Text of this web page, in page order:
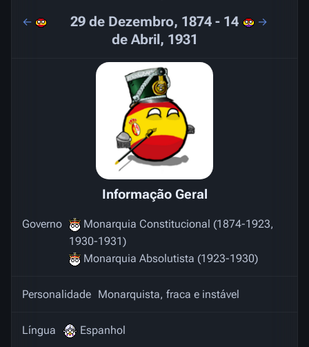
← →
29 de Dezembro, 1874 - 14
de Abril, 1931
Informação Geral
Governo
Monarquia Constitucional (1874-1923,
1930-1931)
Monarquia Absolutista (1923-1930)
Personalidade Monarquista, fraca e instável
Língua Espanhol